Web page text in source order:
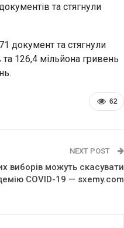
та стягнули
документ та стягнули
126,4 мільйона гривень
62
NEXT POST
виборів можуть скасувати
COVID-19 — sxemy.com